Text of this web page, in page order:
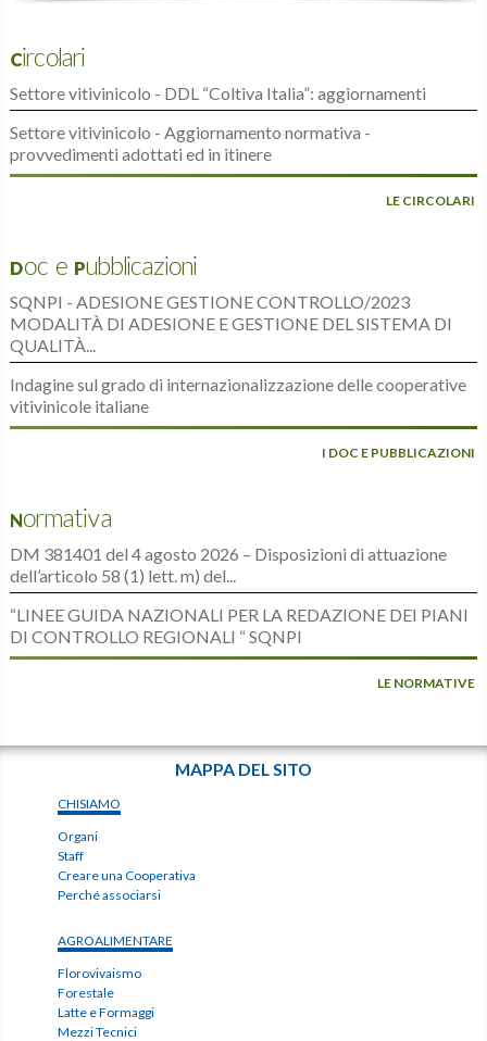
Circolari
Settore vitivinicolo - DDL “Coltiva Italia”: aggiornamenti
Settore vitivinicolo - Aggiornamento normativa -
provvedimenti adottati ed in itinere
LE CIRCOLARI
Doc e Pubblicazioni
SQNPI - ADESIONE GESTIONE CONTROLLO/2023
MODALITÀ DI ADESIONE E GESTIONE DEL SISTEMA DI
QUALITÀ...
Indagine sul grado di internazionalizzazione delle cooperative
vitivinicole italiane
I DOC E PUBBLICAZIONI
Normativa
DM 381401 del 4 agosto 2026 – Disposizioni di attuazione
dell’articolo 58 (1) lett. m) del...
“LINEE GUIDA NAZIONALI PER LA REDAZIONE DEI PIANI
DI CONTROLLO REGIONALI “ SQNPI
LE NORMATIVE
MAPPA DEL SITO
CHISIAMO
Organi
Staff
Creare una Cooperativa
Perché associarsi
AGROALIMENTARE
Florovivaismo
Forestale
Latte e Formaggi
Mezzi Tecnici